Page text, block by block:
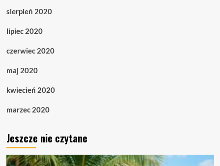
sierpień 2020
lipiec 2020
czerwiec 2020
maj 2020
kwiecień 2020
marzec 2020
Jeszcze nie czytane